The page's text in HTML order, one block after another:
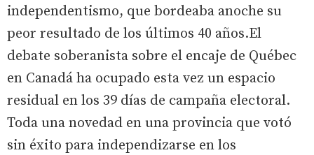
independentismo, que bordeaba anoche su
peor resultado de los últimos 40 años.El
debate soberanista sobre el encaje de Québec
en Canadá ha ocupado esta vez un espacio
residual en los 39 días de campaña electoral.
Toda una novedad en una provincia que votó
sin éxito para independizarse en los